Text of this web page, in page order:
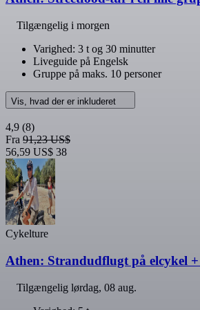
Tilgængelig i morgen
Varighed: 3 t og 30 minutter
Liveguide på Engelsk
Gruppe på maks. 10 personer
Vis, hvad der er inkluderet
4,9 (8)
Fra 91,23 US$
56,59 US$ 38
Cykelture
Athen: Strandudflugt på elcykel
Tilgængelig lørdag, 08 aug.